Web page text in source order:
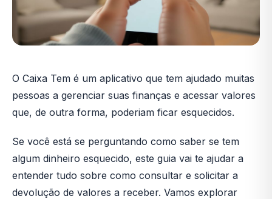
O Caixa Tem é um aplicativo que tem ajudado muitas
pessoas a gerenciar suas finanças e acessar valores
que, de outra forma, poderiam ficar esquecidos.
Se você está se perguntando como saber se tem
algum dinheiro esquecido, este guia vai te ajudar a
entender tudo sobre como consultar e solicitar a
devolução de valores a receber. Vamos explorar